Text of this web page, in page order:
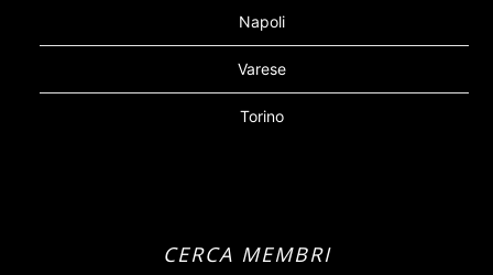
Napoli
Varese
Torino
CERCA MEMBRI